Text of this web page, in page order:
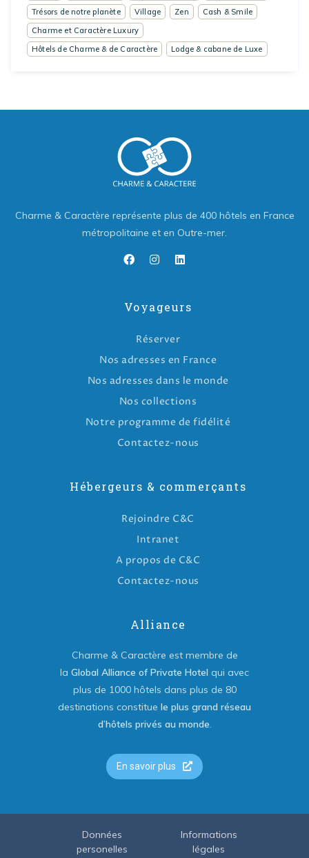
Trésors de notre planète
Village Zen
Cash & Smile
Charme et Caractère Luxury
Hôtels de Charme & de Caractère
Lodge & cabane de Luxe
Charme & Caractère représente plus de 400 hôtels en France
métropolitaine et en Outre-mer.
Voyageurs
Réserver
Nos adresses en France
Nos adresses dans le monde
Nos collections
Notre programme de fidélité
Contactez-nous
Hébergeurs & commerçants
Rejoindre C&C
Intranet
A propos de C&C
Contactez-nous
Alliance
Charme & Caractère est membre de
la Global Alliance of Private Hotel qui avec
plus de 1000 hôtels dans plus de 80
destinations constitue le plus grand réseau
d’hôtels privés au monde.
En savoir plus
Données
personelles
Informations
légales